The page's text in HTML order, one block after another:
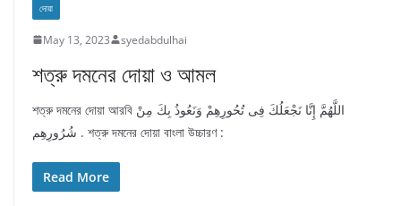
দোয়া
May 13, 2023 syedabdulhai
শত্রু দমনের দোয়া ও আমল
শত্রু দমনের দোয়া আরবি اللَّهُمَّ إِنَّا نَجْعَلُكَ فِى تُحُورِهِمْ وَنَعُوذُ بِكَ مِنْ
شُرُورِهِم . শত্রু দমনের দোয়া বাংলা উচ্চারণ :
Read More